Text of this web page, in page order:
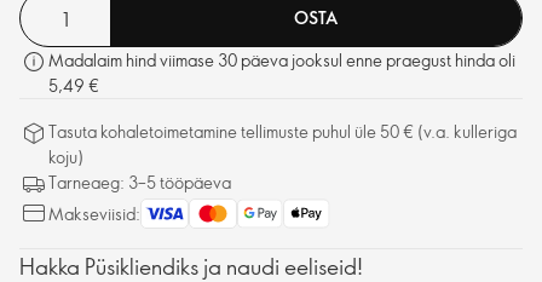
OSTA
Madalaim hind viimase 30 päeva jooksul enne praegust hinda oli
5,49 €
Tasuta kohaletoimetamine tellimuste puhul üle 50 € (v.a. kulleriga
koju)
Tarneaeg: 3–5 tööpäeva
Makseviisid:
Hakka Püsikliendiks ja naudi eeliseid!